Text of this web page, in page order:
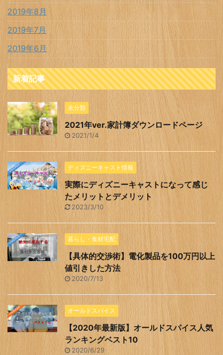
2019年8月
2019年7月
2019年6月
新着記事
未分類
2021年ver.家計簿ダウンロードページ
2021/1/4
ディズニーキャスト情報
実際にディズニーキャストになって感じ
たメリットとデメリット
2023/3/10
暮らし・食材宅配
【具体的交渉術】電化製品を100万円以上
値引きした方法
2020/7/13
オールドスパイス
【2020年最新版】オールドスパイス人気
ランキングベスト10
2020/6/29